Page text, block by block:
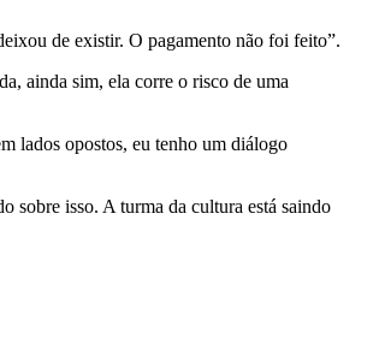
de existir. O pagamento não foi feito”.
ainda sim, ela corre o risco de uma
lados opostos, eu tenho um diálogo
sobre isso. A turma da cultura está saindo